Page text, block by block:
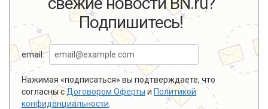
Подпишитесь!
email:
Нажимая «подписаться» вы подтверждаете, что
согласны сДоговором Оферты и Политикой
конфиденциальности